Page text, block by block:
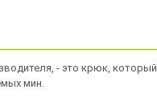
- это крюк,
мин.